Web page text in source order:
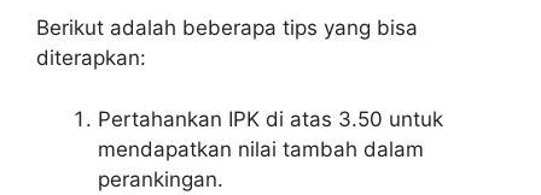
Berikut adalah beberapa tips yang bisa
diterapkan:
Pertahankan IPK di atas 3.50 untuk
mendapatkan nilai tambah dalam
perankingan.